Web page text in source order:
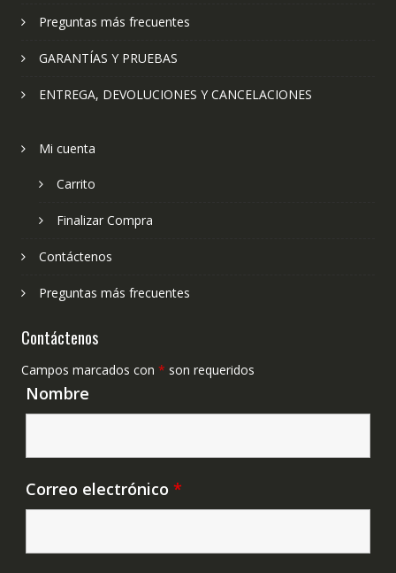
Preguntas más frecuentes
GARANTÍAS Y PRUEBAS
ENTREGA, DEVOLUCIONES Y CANCELACIONES
Mi cuenta
Carrito
Finalizar Compra
Contáctenos
Preguntas más frecuentes
Contáctenos
Campos marcados con * son requeridos
Nombre
Correo electrónico *